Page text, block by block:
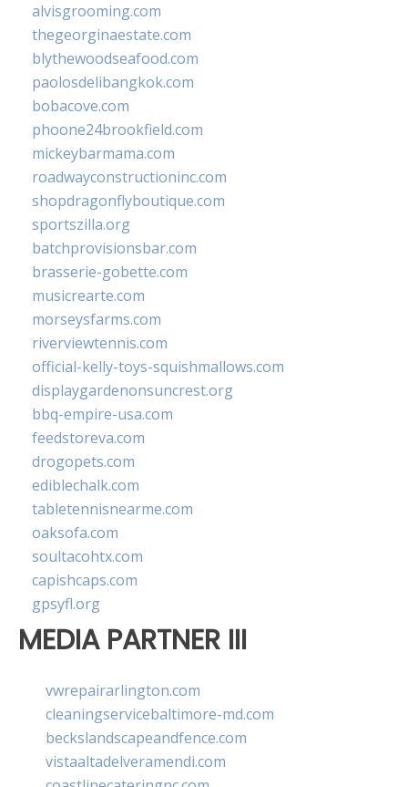
alvisgrooming.com
thegeorginaestate.com
blythewoodseafood.com
paolosdelibangkok.com
bobacove.com
phoone24brookfield.com
mickeybarmama.com
roadwayconstructioninc.com
shopdragonflyboutique.com
sportszilla.org
batchprovisionsbar.com
brasserie-gobette.com
musicrearte.com
morseysfarms.com
riverviewtennis.com
official-kelly-toys-squishmallows.com
displaygardenonsuncrest.org
bbq-empire-usa.com
feedstoreva.com
drogopets.com
ediblechalk.com
tabletennisnearme.com
oaksofa.com
soultacohtx.com
capishcaps.com
gpsyfl.org
MEDIA PARTNER III
vwrepairarlington.com
cleaningservicebaltimore-md.com
beckslandscapeandfence.com
vistaaltadelveramendi.com